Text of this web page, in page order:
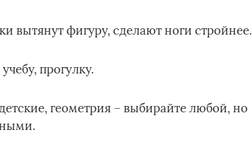
вытянут фигуру, сделают ноги стройнее.
прогулку.
геометрия – выбирайте любой, но